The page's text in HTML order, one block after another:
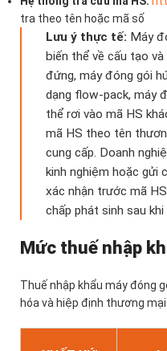
tra theo tên hoặc mã số
Lưu ý thực tế: Máy
biến thể về cấu tạo
đứng, máy đóng gói
dạng flow-pack, máy
thể rơi vào mã HS
mã HS theo tên
cung cấp. Doanh
kinh nghiệm hoặc gửi
xác nhận trước mã
chấp phát sinh sau khi
Mức thuế nhập
Thuế nhập khẩu máy đóng
hóa và hiệp định thương